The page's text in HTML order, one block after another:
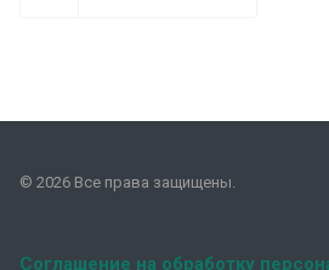
© 2026 Все права защищены.
Соглашение на обработку